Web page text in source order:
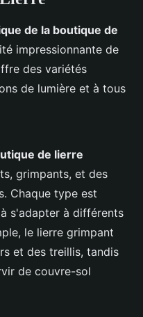
de la boutique de
impressionnante de
des variétés
de lumière et à tous
de lierre
grimpants, et des
Chaque type est
s'adapter à différents
le lierre grimpant
et des treillis, tandis
de couvre-sol